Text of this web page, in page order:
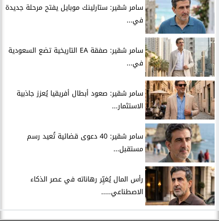
سامر شقير: ستارلينك موبايل يفتح مرحلة جديدة
في...
سامر شقير: صفقة EA التاريخية تضع السعودية
في...
سامر شقير: صعود أبطال أفريقيا يُعزز جاذبية
الاستثمار...
سامر شقير: 40 دعوى قضائية تُعيد رسم
مستقبل...
رأس المال يُغيِّر رهاناته في عصر الذكاء
الاصطناعي.....